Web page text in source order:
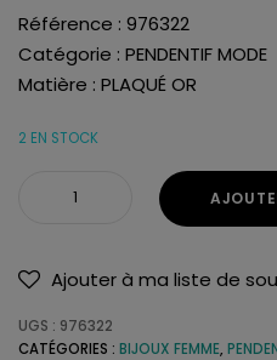
Référence : 976322
Catégorie : PENDENTIF MODE
Matière : PLAQUÉ OR
2 EN STOCK
Ajouter à ma liste de
UGS : 976322
CATÉGORIES : BIJOUX FEMME,